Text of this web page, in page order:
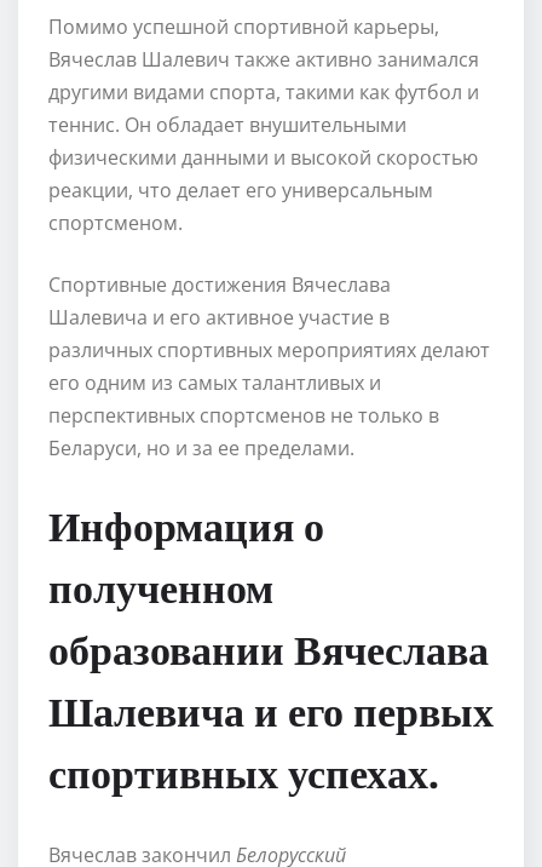
Помимо успешной спортивной карьеры,
Вячеслав Шалевич также активно занимался
другими видами спорта, такими как футбол и
теннис. Он обладает внушительными
физическими данными и высокой скоростью
реакции, что делает его универсальным
спортсменом.
Спортивные достижения Вячеслава
Шалевича и его активное участие в
различных спортивных мероприятиях делают
его одним из самых талантливых и
перспективных спортсменов не только в
Беларуси, но и за ее пределами.
Информация о
полученном
образовании Вячеслава
Шалевича и его первых
спортивных успехах.
Вячеслав закончил Белорусский